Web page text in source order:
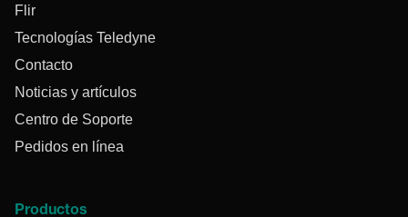
Flir
Tecnologías Teledyne
Contacto
Noticias y artículos
Centro de Soporte
Pedidos en línea
Productos